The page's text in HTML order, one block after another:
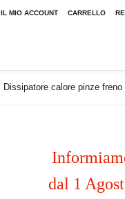
IL MIO ACCOUNT CARRELLO
Dissipatore calore pinze
dal 1